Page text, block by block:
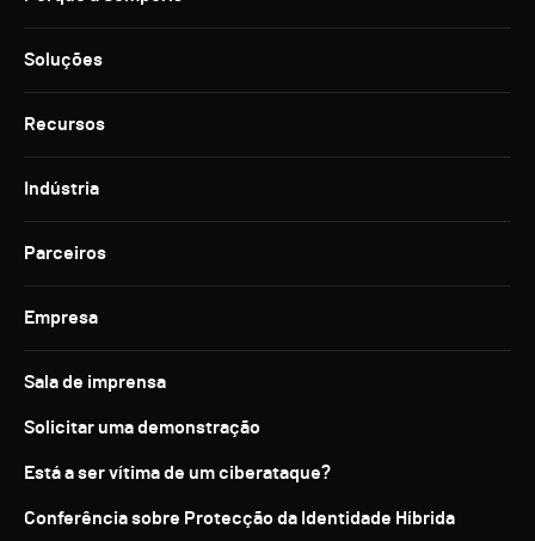
Soluções
Recursos
Indústria
Parceiros
Empresa
Sala de imprensa
Solicitar uma demonstração
Está a ser vítima de um ciberataque?
Conferência sobre Protecção da Identidade Híbrida